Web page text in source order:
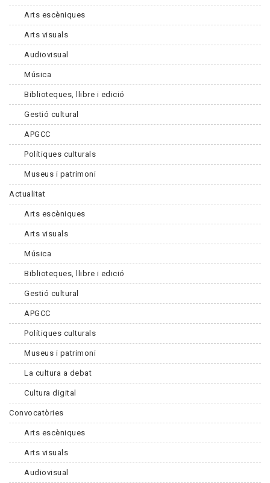
Arts escèniques
Arts visuals
Audiovisual
Música
Biblioteques, llibre i edició
Gestió cultural
APGCC
Polítiques culturals
Museus i patrimoni
Actualitat
Arts escèniques
Arts visuals
Música
Biblioteques, llibre i edició
Gestió cultural
APGCC
Polítiques culturals
Museus i patrimoni
La cultura a debat
Cultura digital
Convocatòries
Arts escèniques
Arts visuals
Audiovisual